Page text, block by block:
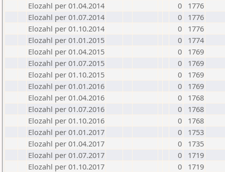
Elozahl per 01.04.2014
0
1776
Elozahl per 01.07.2014
0
1776
Elozahl per 01.10.2014
0
1776
Elozahl per 01.01.2015
0
1774
Elozahl per 01.04.2015
0
1769
Elozahl per 01.07.2015
0
1769
Elozahl per 01.10.2015
0
1769
Elozahl per 01.01.2016
0
1769
Elozahl per 01.04.2016
0
1768
Elozahl per 01.07.2016
0
1768
Elozahl per 01.10.2016
0
1768
Elozahl per 01.01.2017
0
1753
Elozahl per 01.04.2017
0
1735
Elozahl per 01.07.2017
0
1719
Elozahl per 01.10.2017
0
1719